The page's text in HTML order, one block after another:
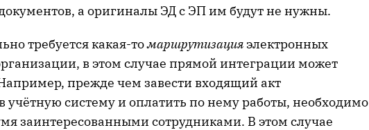
а оригиналы ЭД с ЭП им будут не нужны.
требуется какая-томаршрутизация электронных
в этом случае прямой интеграции может
прежде чем завести входящий акт
учётную систему и оплатить по нему работы, необходимо
заинтересованными сотрудниками. В этом случае